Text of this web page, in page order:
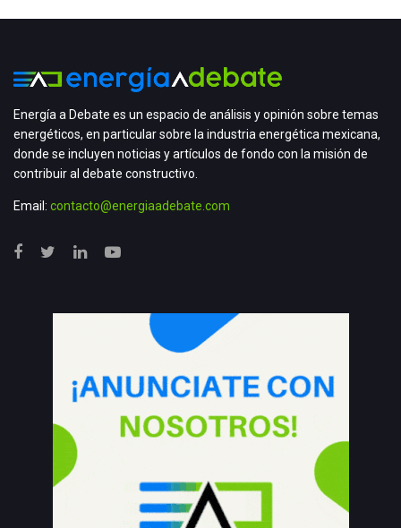
Energía a Debate es un espacio de análisis y opinión sobre temas
energéticos, en particular sobre la industria energética mexicana,
donde se incluyen noticias y artículos de fondo con la misión de
contribuir al debate constructivo.
Email: contacto@energiaadebate.com